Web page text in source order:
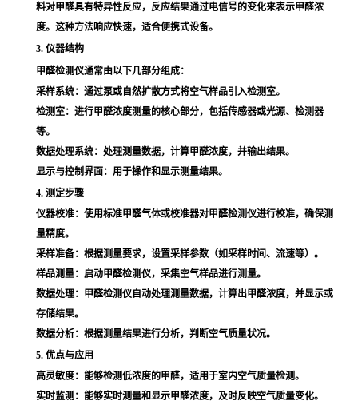
料对甲醛具有特异性反应，反应结果通过电信号的变化来表示甲醛浓
度。这种方法响应快速，适合便携式设备。
3. 仪器结构
甲醛检测仪通常由以下几部分组成：
采样系统：通过泵或自然扩散方式将空气样品引入检测室。
检测室：进行甲醛浓度测量的核心部分，包括传感器或光源、检测器
等。
数据处理系统：处理测量数据，计算甲醛浓度，并输出结果。
显示与控制界面：用于操作和显示测量结果。
4. 测定步骤
仪器校准：使用标准甲醛气体或校准器对甲醛检测仪进行校准，确保测
量精度。
采样准备：根据测量要求，设置采样参数（如采样时间、流速等）。
样品测量：启动甲醛检测仪，采集空气样品进行测量。
数据处理：甲醛检测仪自动处理测量数据，计算出甲醛浓度，并显示或
存储结果。
数据分析：根据测量结果进行分析，判断空气质量状况。
5. 优点与应用
高灵敏度：能够检测低浓度的甲醛，适用于室内空气质量检测。
实时监测 ：能够实时测量和显示甲醛浓度，及时反映空气质量变化。